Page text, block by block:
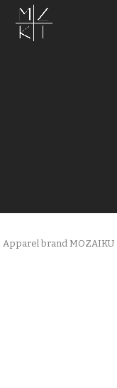
Apparel brand MOZAIKU